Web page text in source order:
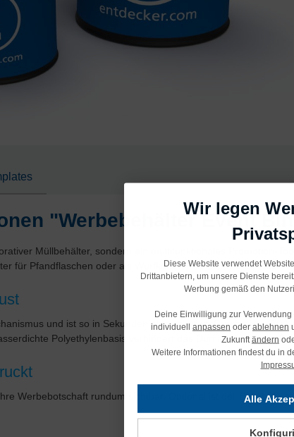
"Werbebehälter Event
Müllbehälter, sondern ein multifunktionales Promotion-
für Pfandflaschen oder als Wurfkorb für Spiele! Die
und ist so in Sekunden einsatzbereit. Durch seine
Polyethylenbasis verhindert das Durchdringen von
Werbebotschaft rundum sichtbar. Optional ist der Event Bin
Wir legen
Diese Website verwendet
Drittanbietern, um unsere Dienste
Werbung gemäß den
Deine Einwilligung zur
individuell anpassen oder ablehnen
Zukunft ändern
Weitere Informationen findest du in
Alle